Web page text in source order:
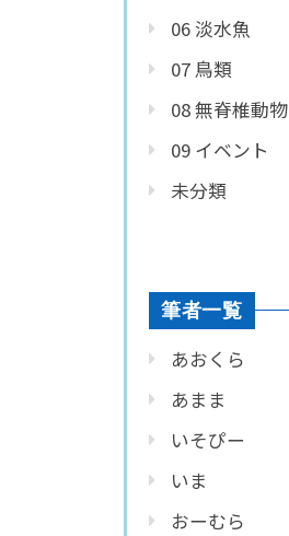
06 淡水魚
07 鳥類
08 無脊椎動物
09 イベント
未分類
筆者一覧
あおくら
あまま
いそぴー
いま
おーむら